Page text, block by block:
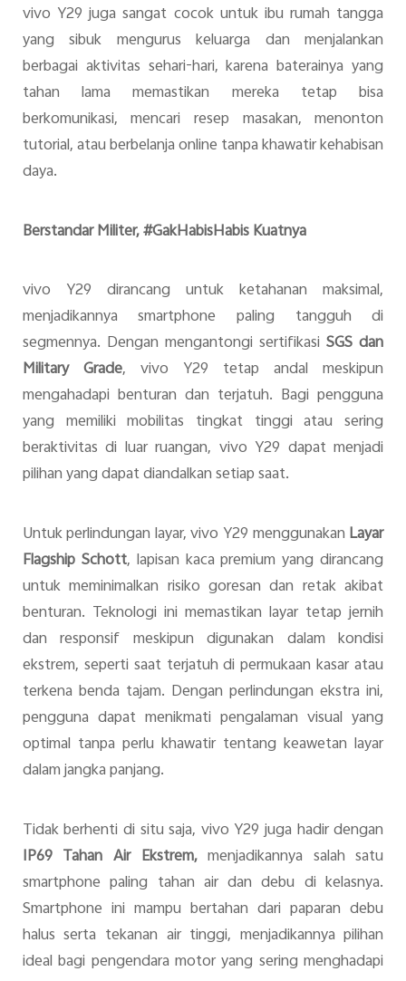
vivo Y29 juga sangat cocok untuk ibu rumah tangga
yang sibuk mengurus keluarga dan menjalankan
berbagai aktivitas sehari-hari, karena baterainya yang
tahan lama memastikan mereka tetap bisa
berkomunikasi, mencari resep masakan, menonton
tutorial, atau berbelanja online tanpa khawatir kehabisan
daya.
Berstandar Militer, #GakHabisHabis Kuatnya
vivo Y29 dirancang untuk ketahanan maksimal,
menjadikannya smartphone paling tangguh di
segmennya. Dengan mengantongi sertifikasiSGS dan
Military Grade, vivo Y29 tetap andal meskipun
mengahadapi benturan dan terjatuh. Bagi pengguna
yang memiliki mobilitas tingkat tinggi atau sering
beraktivitas di luar ruangan, vivo Y29 dapat menjadi
pilihan yang dapat diandalkan setiap saat.
Untuk perlindungan layar, vivo Y29 menggunakan Layar
Flagship Schott, lapisan kaca premium yang dirancang
untuk meminimalkan risiko goresan dan retak akibat
benturan. Teknologi ini memastikan layar tetap jernih
dan responsif meskipun digunakan dalam kondisi
ekstrem, seperti saat terjatuh di permukaan kasar atau
terkena benda tajam. Dengan perlindungan ekstra ini,
pengguna dapat menikmati pengalaman visual yang
optimal tanpa perlu khawatir tentang keawetan layar
dalam jangka panjang.
Tidak berhenti di situ saja, vivo Y29 juga hadir dengan
IP69 Tahan Air Ekstrem,menjadikannya salah satu
smartphone paling tahan air dan debu di kelasnya.
Smartphone ini mampu bertahan dari paparan debu
halus serta tekanan air tinggi, menjadikannya pilihan
ideal bagi pengendara motor yang sering menghadapi